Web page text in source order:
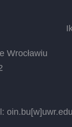
Wrocławiu
oin.bu [w]